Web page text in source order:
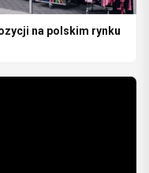
na polskim rynku